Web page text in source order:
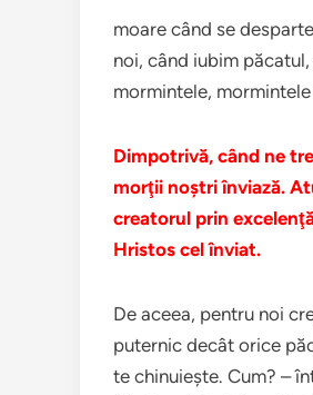
moare când se
noi, când iubim
mormintele,
Dimpotrivă, când ne
morţii noştri înviază.
creatorul prin
Hristos cel înviat.
De aceea, pentru noi
puternic decât orice
te chinuieşte. Cum? –